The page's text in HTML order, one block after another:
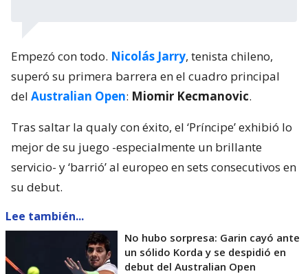
Empezó con todo. Nicolás Jarry, tenista chileno,
superó su primera barrera en el cuadro principal
del Australian Open: Miomir Kecmanovic.
Tras saltar la qualy con éxito, el ‘Príncipe’ exhibió lo
mejor de su juego -especialmente un brillante
servicio- y ‘barrió’ al europeo en sets consecutivos en
su debut.
Lee también...
No hubo sorpresa: Garin cayó ante
un sólido Korda y se despidió en
debut del Australian Open